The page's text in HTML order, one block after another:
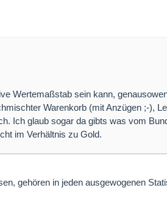
Wertemaßstab sein kann,
Warenkorb (mit Anzügen ;-),
Ich glaub sogar da gibts was vom
im Verhältnis zu Gold.
gehören in jeden ausgewogenen